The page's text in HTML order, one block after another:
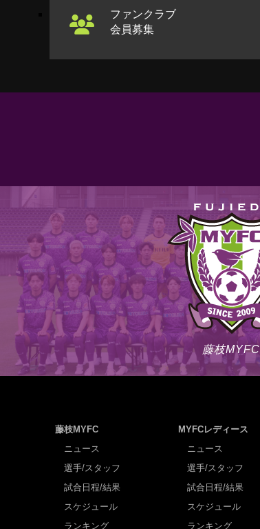
ファンクラブ
会員募集
藤枝MYFC
藤枝MYFC
ニュース
選手/スタッフ
試合日程/結果
スケジュール
ランキング
MYFCレディース
ニュース
選手/スタッフ
試合日程/結果
スケジュール
ランキング